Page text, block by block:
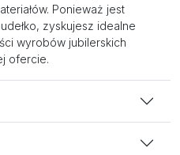
Ponieważ jest
zyskujesz idealne
wyrobów jubilerskich
ofercie.